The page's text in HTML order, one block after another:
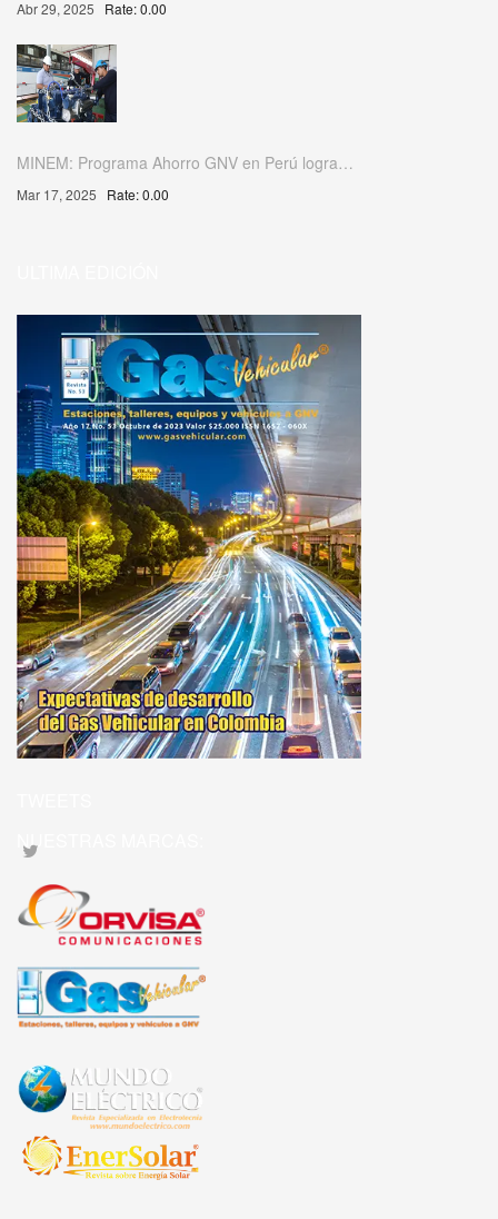
Abr 29, 2025 Rate: 0.00
MINEM: Programa Ahorro GNV en Perú logra…
Mar 17, 2025 Rate: 0.00
NUESTRAS MARCAS: